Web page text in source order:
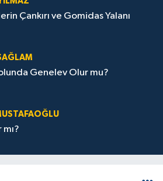
Çankırı ve Gomidas Yalanı
Genelev Olur mu?
mı?